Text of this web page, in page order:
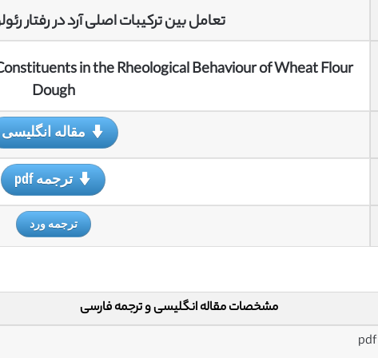
تعامل بین ترکیبات اصلی آرد در رفتار
in the Rheological Behaviour of Wheat Flour
Dough
مقاله انگلیسی
ترجمه pdf
ترجمه ورد
مشخصات مقاله انگلیسی و ترجمه فارسی
pdf